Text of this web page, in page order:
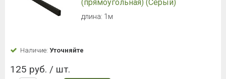
черный
Длина: 1000 мм, Расход, шт./п.м: 0,95
Наличие: Уточняйте
1 576 руб. / шт.